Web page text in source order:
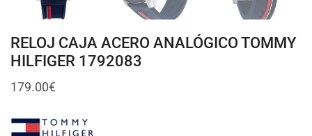
RELOJ CAJA ACERO ANALÓGICO TOMMY
HILFIGER 1792083
179.00€